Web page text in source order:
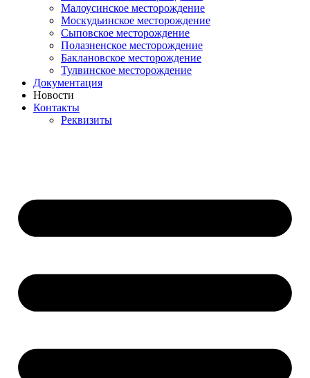
Малоусинское месторождение
Москудьинское месторождение
Сыповское месторождение
Полазненское месторождение
Баклановское месторождение
Тулвинское месторождение
Документация
Новости
Контакты
Реквизиты